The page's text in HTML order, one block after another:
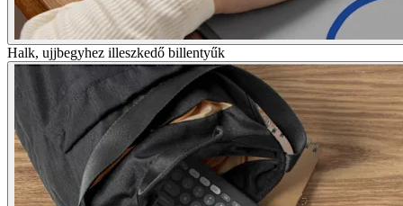
Halk, ujjbegyhez illeszkedő billentyűk